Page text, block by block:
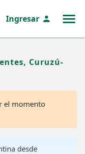
Ingresar
Curuzú-
el momento
desde